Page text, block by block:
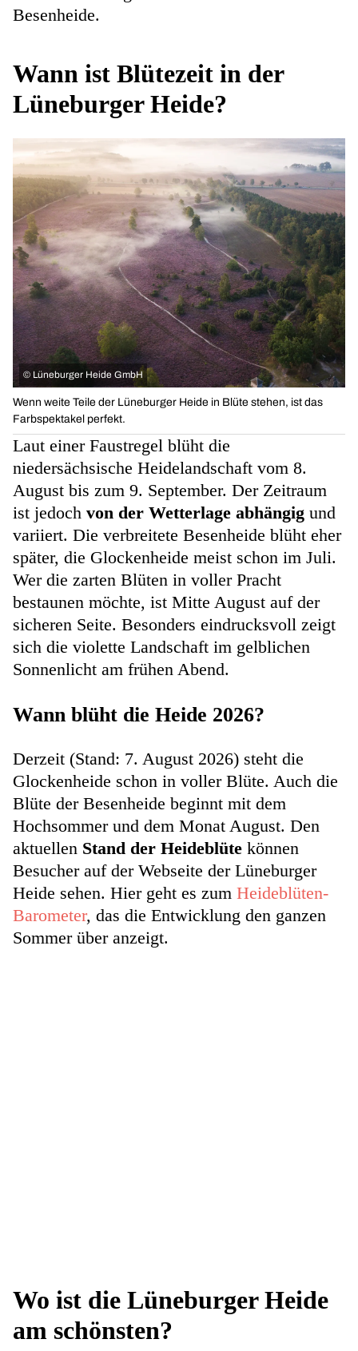
Besenheide.
Wann ist Blütezeit in der
Lüneburger Heide?
© Lüneburger Heide GmbH
Wenn weite Teile der Lüneburger Heide in Blüte stehen, ist das
Farbspektakel perfekt.
Laut einer Faustregel blüht die
niedersächsische Heidelandschaft vom 8.
August bis zum 9. September. Der Zeitraum
ist jedoch von der Wetterlage abhängig und
variiert. Die verbreitete Besenheide blüht eher
später, die Glockenheide meist schon im Juli.
Wer die zarten Blüten in voller Pracht
bestaunen möchte, ist Mitte August auf der
sicheren Seite. Besonders eindrucksvoll zeigt
sich die violette Landschaft im gelblichen
Sonnenlicht am frühen Abend.
Wann blüht die Heide 2026?
Derzeit (Stand: 7. August 2026) steht die
Glockenheide schon in voller Blüte. Auch die
Blüte der Besenheide beginnt mit dem
Hochsommer und dem Monat August. Den
aktuellen Stand der Heideblüte können
Besucher auf der Webseite der Lüneburger
Heide sehen. Hier geht es zum Heideblüten-
Barometer, das die Entwicklung den ganzen
Sommer über anzeigt.
Wo ist die Lüneburger Heide
am schönsten?